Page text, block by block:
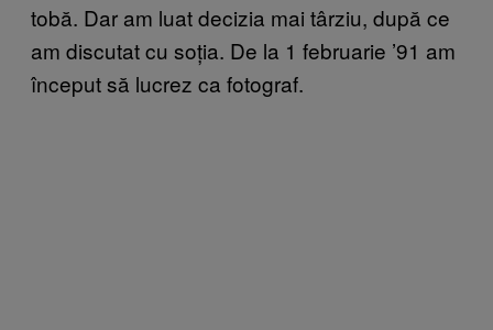
tobă. Dar am luat decizia mai târziu, după ce
am discutat cu soția. De la 1 februarie ’91 am
început să lucrez ca fotograf.